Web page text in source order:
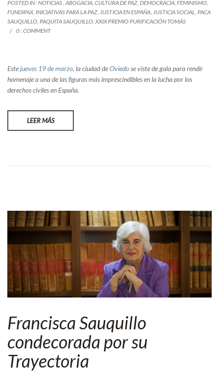
POSTED IN :NOTICIAS ABOGACIA CULTURA DE PAZ DEMOCRACIA FEMINISMO
FUNDIPAX, INICIATIVAS PARA LA PAZ JUSTICIA EN ESPAÑA JUSTICIA SOCIAL PACA
SAUQUILLO PAQUITA SAUQUILLO XXIX PREMIO PURIFICACIÓN TOMÁS
0 : COMMENT
Estejueves 19 de marzo, la ciudad deOviedose viste de gala para rendir
homenaje a una de las figuras más imprescindibles en la lucha por los
derechos civiles en España.
LEER MÁS
Francisca Sauquillo
condecorada por su
Trayectoria